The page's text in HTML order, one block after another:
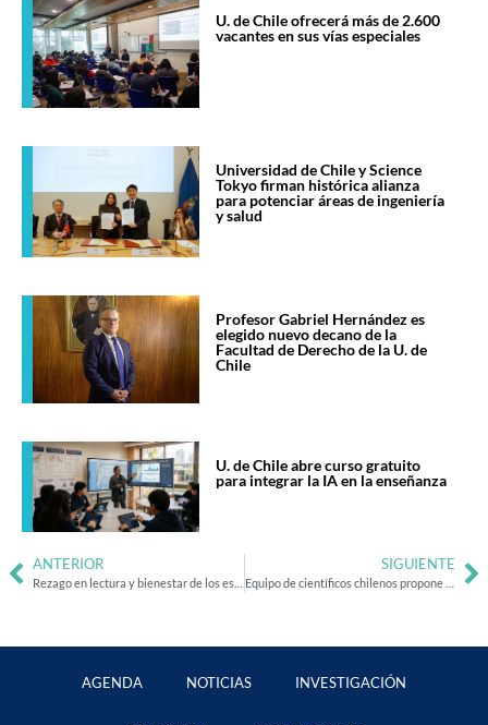
U. de Chile ofrecerá más de 2.600
vacantes en sus vías especiales
Universidad de Chile y Science
Tokyo firman histórica alianza
para potenciar áreas de ingeniería
y salud
Profesor Gabriel Hernández es
elegido nuevo decano de la
Facultad de Derecho de la U. de
Chile
U. de Chile abre curso gratuito
para integrar la IA en la enseñanza
ANTERIOR SIGUIENTE
AGENDA NOTICIAS INVESTIGACIÓN